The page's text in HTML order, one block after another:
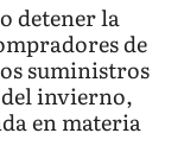
detener la
de
suministros
invierno,
en materia